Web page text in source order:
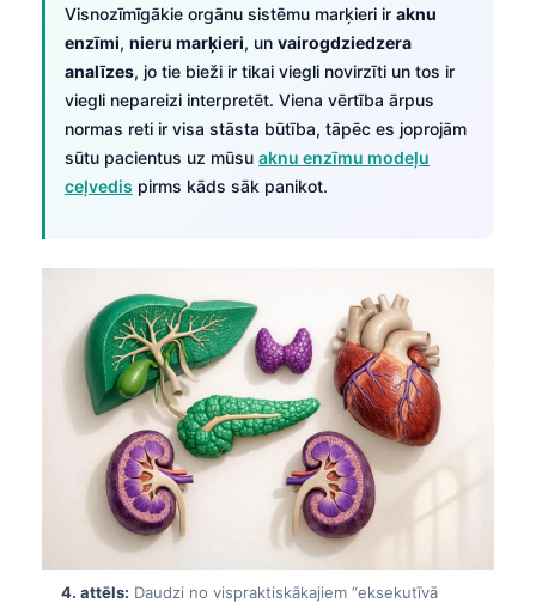
Visnozīmīgākie orgānu sistēmu marķieri ir aknu
enzīmi, nieru marķieri, un vairogdziedzera
analīzes, jo tie bieži ir tikai viegli novirzīti un tos ir
viegli nepareizi interpretēt. Viena vērtība ārpus
normas reti ir visa stāsta būtība, tāpēc es joprojām
sūtu pacientus uz mūsu aknu enzīmu modeļu
ceļvedis pirms kāds sāk panikot.
4. attēls: Daudzi no vispraktiskākajiem “eksekutīvā